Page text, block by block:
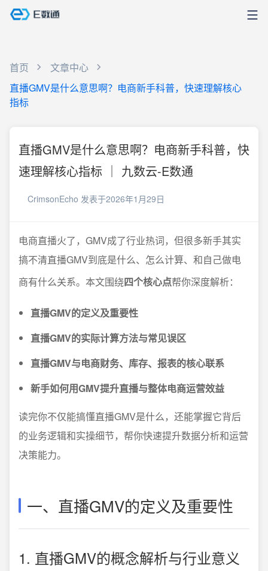
首页
文章中心
直播GMV是什么意思啊？电商新手科普，快速理解核心
指标
直播GMV是什么意思啊？电商新手科普，快
速理解核心指标 ｜ 九数云-E数通
CrimsonEcho 发表于2026年1月29日
电商直播火了，GMV成了行业热词，但很多新手其实
搞不清直播GMV到底是什么、怎么计算、和自己做电
商有什么关系。本文围绕四个核心点帮你深度解析：
直播GMV的定义及重要性
直播GMV的实际计算方法与常见误区
直播GMV与电商财务、库存、报表的核心联系
新手如何用GMV提升直播与整体电商运营效益
读完你不仅能搞懂直播GMV是什么，还能掌握它背后
的业务逻辑和实操细节，帮你快速提升数据分析和运营
决策能力。
一、直播GMV的定义及重要性
1. 直播GMV的概念解析与行业意义